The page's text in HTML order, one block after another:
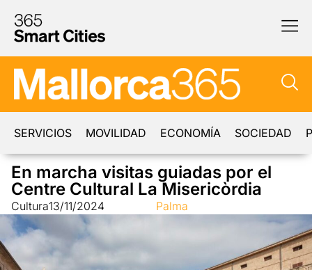
SERVICIOS MOVILIDAD ECONOMÍA SOCIEDAD
En marcha visitas guiadas por el
Centre Cultural La Misericòrdia
Cultura13/11/2024 Palma